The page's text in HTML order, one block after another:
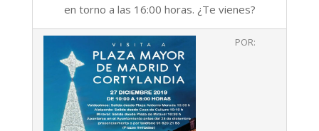
en torno a las 16:00 horas. ¿Te vienes?
2019-
POR: